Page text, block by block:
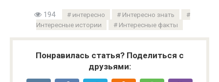
194 интересно
Интересно знать
Интересные истории
Интересные факты
Понравилась статья? Поделиться с
друзьями: